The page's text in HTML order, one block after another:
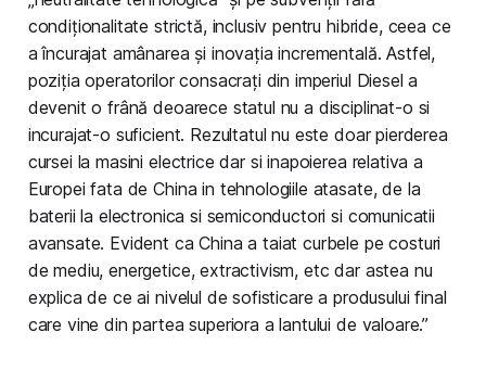
condiționalitate strictă, inclusiv pentru hibride, ceea ce
a încurajat amânarea și inovația incrementală. Astfel,
poziția operatorilor consacrați din imperiul Diesel a
devenit o frână deoarece statul nu a disciplinat-o si
incurajat-o suficient. Rezultatul nu este doar pierderea
cursei la masini electrice dar si inapoierea relativa a
Europei fata de China in tehnologiile atasate, de la
baterii la electronica si semiconductori si comunicatii
avansate. Evident ca China a taiat curbele pe costuri
de mediu, energetice, extractivism, etc dar astea nu
explica de ce ai nivelul de sofisticare a produsului final
care vine din partea superiora a lantului de valoare.”